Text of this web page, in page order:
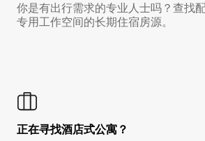
你是有出行需求的专业人士吗？查找
专用工作空间的长期住宿房源。
正在寻找酒店式公寓？